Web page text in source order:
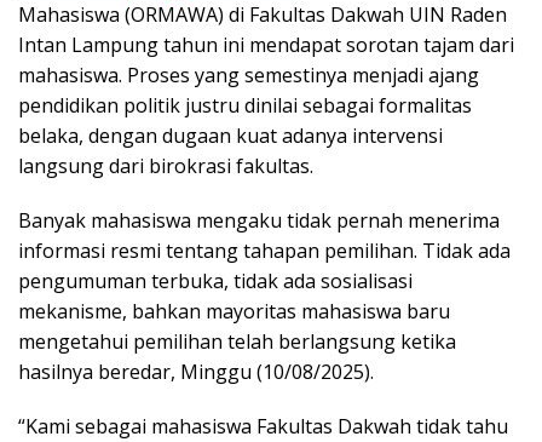
Mahasiswa (ORMAWA) di Fakultas Dakwah UIN Raden
Intan Lampung tahun ini mendapat sorotan tajam dari
mahasiswa. Proses yang semestinya menjadi ajang
pendidikan politik justru dinilai sebagai formalitas
belaka, dengan dugaan kuat adanya intervensi
langsung dari birokrasi fakultas.
Banyak mahasiswa mengaku tidak pernah menerima
informasi resmi tentang tahapan pemilihan. Tidak ada
pengumuman terbuka, tidak ada sosialisasi
mekanisme, bahkan mayoritas mahasiswa baru
mengetahui pemilihan telah berlangsung ketika
hasilnya beredar, Minggu (10/08/2025).
“Kami sebagai mahasiswa Fakultas Dakwah tidak tahu